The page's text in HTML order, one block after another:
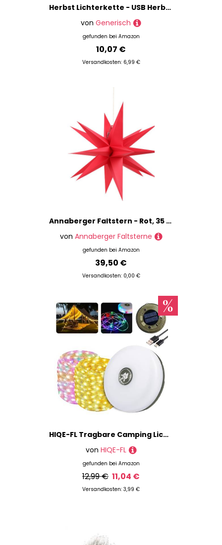
Herbst Lichterkette - USB Herbstblätter Lichterkette Mit Timer,Deko Beleuchtung Fernbedienung Ambiente 8 Modi,Innenbereich Außenbereich Wohnzimmer Schlafzimmer Büro Wanddekor
von Generisch
gefunden bei Amazon
10,07 €
Versandkosten: 6,99 €
Annaberger Faltstern - Rot, 35 cm - Hängendes Ornament aus Papier für Weihnachten
von Annaberger Faltsterne
gefunden bei Amazon
39,50 €
Versandkosten: 0,00 €
HIQE-FL Tragbare Camping Lichterkette,10M Aufrollbare Lichterkette,2 in 1,Solar und USB Aufladung,Wasserdicht,Camping Beleuchtung,Zeltbeleuchtung,Außen,Garten,Wandern(B)
von HIQE-FL
gefunden bei Amazon
12,99 € 11,04 €
Versandkosten: 3,99 €